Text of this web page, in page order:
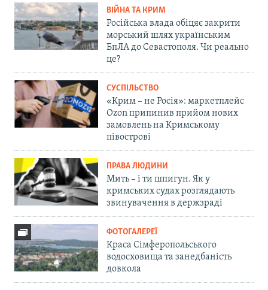
ВІЙНА ТА КРИМ
Російська влада обіцяє закрити
морський шлях українським
БпЛА до Севастополя. Чи реально
це?
СУСПІЛЬСТВО
«Крим – не Росія»: маркетплейс
Ozon припинив прийом нових
замовлень на Кримському
півострові
ПРАВА ЛЮДИНИ
Мить – і ти шпигун. Як у
кримських судах розглядають
звинувачення в держзраді
ФОТОГАЛЕРЕЇ
Краса Сімферопольського
водосховища та занедбаність
довкола